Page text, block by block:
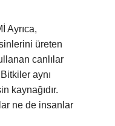
Ayrıca,
üreten
canlılar
aynı
kaynağıdır.
ne de insanlar